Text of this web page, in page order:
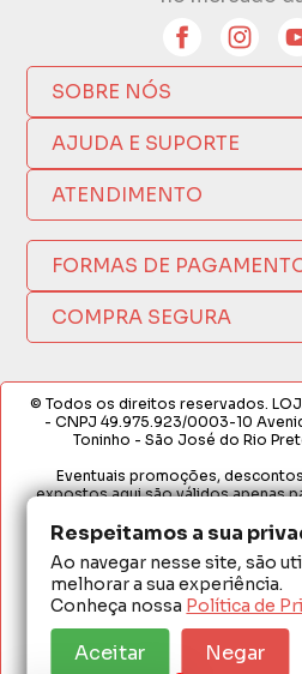
Respeitamos a sua
Ao navegar nesse site, são
melhorar a sua experiência.
Conheça nossa Política de
Aceitar Negar
SOBRE NÓS
Quem Somos
Compra Segura
Como Comprar
Nossas Lojas
Política de Privacidade
AJUDA E SUPORTE
Nosso Aplicativo
Trocas e Devoluções
Formas de Pagamento
Fretes e Entregas
Fabricantes
Termos de Compra e
ATENDIMENTO
(17) 3209-9595
sacweb@lojaslivia.com.br
FORMAS DE
COMPRA SEGURA
© Todos os direitos reservados.
- CNPJ 49.975.923/0003-10
Toninho - São José do Rio
Eventuais promoções,
expostos aqui são válidos apenas
Loja. É proibida a utilização total ou
Em caso de divergência de preços
Carrinho de Compras. Preços e
exclusivos para compras via
término de nossos estoques para
análise e